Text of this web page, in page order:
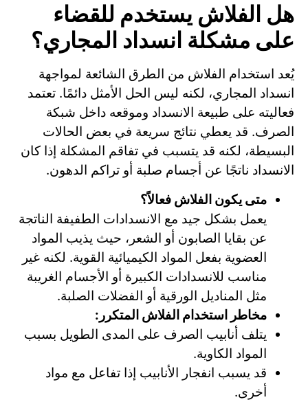
هل الفلاش يستخدم للقضاء
على مشكلة انسداد المجاري؟
يُعد استخدام الفلاش من الطرق الشائعة لمواجهة
انسداد المجاري، لكنه ليس الحل الأمثل دائمًا. تعتمد
فعاليته على طبيعة الانسداد وموقعه داخل شبكة
الصرف. قد يعطي نتائج سريعة في بعض الحالات
البسيطة، لكنه قد يتسبب في تفاقم المشكلة إذا كان
الانسداد ناتجًا عن أجسام صلبة أو تراكم الدهون.
متى يكون الفلاش فعالاً؟
يعمل بشكل جيد مع الانسدادات الطفيفة الناتجة
عن بقايا الصابون أو الشعر، حيث يذيب المواد
العضوية بفعل المواد الكيميائية القوية. لكنه غير
مناسب للانسدادات الكبيرة أو الأجسام الغريبة
مثل المناديل الورقية أو الفضلات الصلبة.
مخاطر استخدام الفلاش المتكرر:
يتلف أنابيب الصرف على المدى الطويل بسبب
المواد الكاوية.
قد يسبب انفجار الأنابيب إذا تفاعل مع مواد
أخرى.